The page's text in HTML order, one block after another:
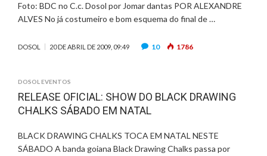
Foto: BDC no C.c. Dosol por Jomar dantas POR ALEXANDRE
ALVES No já costumeiro e bom esquema do final de …
DOSOL 20 DE ABRIL DE 2009, 09:49 10 1786
DOSOL EVENTOS
RELEASE OFICIAL: SHOW DO BLACK DRAWING
CHALKS SÁBADO EM NATAL
BLACK DRAWING CHALKS TOCA EM NATAL NESTE
SÁBADO A banda goiana Black Drawing Chalks passa por